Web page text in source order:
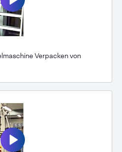
Verpacken von